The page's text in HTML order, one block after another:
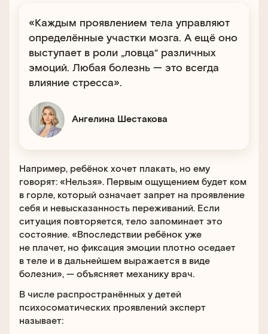
«Каждым проявлением тела управляют
определённые участки мозга. А ещё оно
выступает в роли „ловца“ различных
эмоций. Любая болезнь — это всегда
влияние стресса».
Ангелина Шестакова
Например, ребёнок хочет плакать, но ему
говорят: «Нельзя». Первым ощущением будет ком
в горле, который означает запрет на проявление
себя и невысказанность переживаний. Если
ситуация повторяется, тело запоминает это
состояние. «Впоследствии ребёнок уже
не плачет, но фиксация эмоции плотно оседает
в теле и в дальнейшем выражается в виде
болезни», — объясняет механику врач.
В числе распространённых у детей
психосоматических проявлений эксперт
называет: